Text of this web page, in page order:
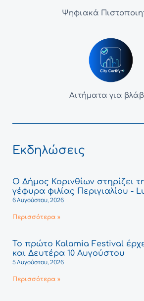
Ψηφιακά
Αιτήματα για
Εκδηλώσεις
Ο Δήμος Κορινθίων στηρίζει
γέφυρα φιλίας Περιγιαλίου -
6 Αυγούστου, 2026
Περισσότερα »
Το πρώτο Kalamia Festival
και Δευτέρα 10 Αυγούστου
5 Αυγούστου, 2026
Περισσότερα »